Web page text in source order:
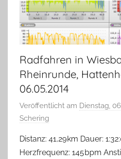
Radfahren in
Rheinrunde,
06.05.2014
Veröffentlicht am Dienstag,
Schering
Distanz: 41,29 km Dauer:
Herzfrequenz: 145 bpm